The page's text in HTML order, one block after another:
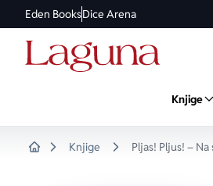
Eden BooksDice Arena
Knjige
Knjige Pljas! Pljus! – Na